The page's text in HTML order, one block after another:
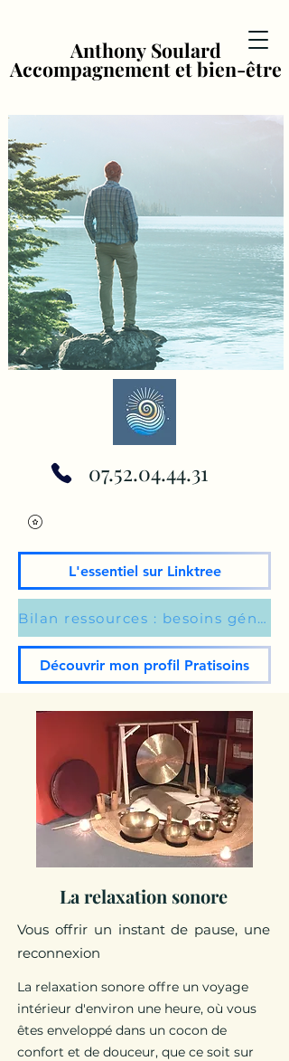
Anthony Soulard
Accompagnement et bien-être
Anthony Soulard
Accompagnement et bien-être
07.52.04.44.31
Découvrir mon profil Pratisoins
L'essentiel sur Linktree
Bilan ressources : besoins généraux du moment
La relaxation sonore
Vous offrir un instant de pause, une
reconnexion
La relaxation sonore offre un voyage
intérieur d'environ une heure, où vous
êtes enveloppé dans un cocon de
confort et de douceur, que ce soit sur